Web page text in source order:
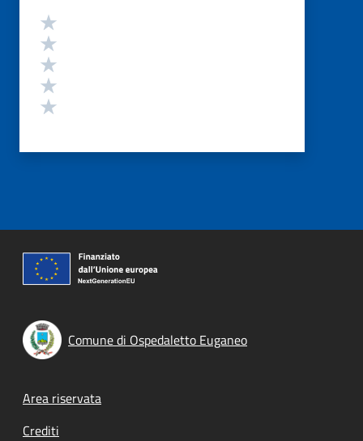
Valutazione
Comune di Ospedaletto Euganeo
Footer menu
Area riservata
Crediti